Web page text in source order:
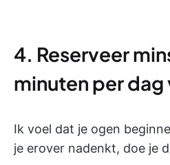
4. Reserveer
minuten per dag
Ik voel dat je ogen
je erover nadenkt, doe je